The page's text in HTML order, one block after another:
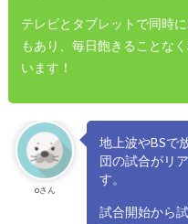
テレビとタブレットで同時
もあり、毎日飽きることな
います！
oさん
地上波やBSで
団の試合がリ
す。
試合開始から